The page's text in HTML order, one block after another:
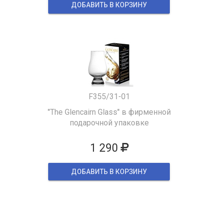
ДОБАВИТЬ В КОРЗИНУ
F355/31-01
"The Glencairn Glass" в фирменной
подарочной упаковке
1 290
ДОБАВИТЬ В КОРЗИНУ